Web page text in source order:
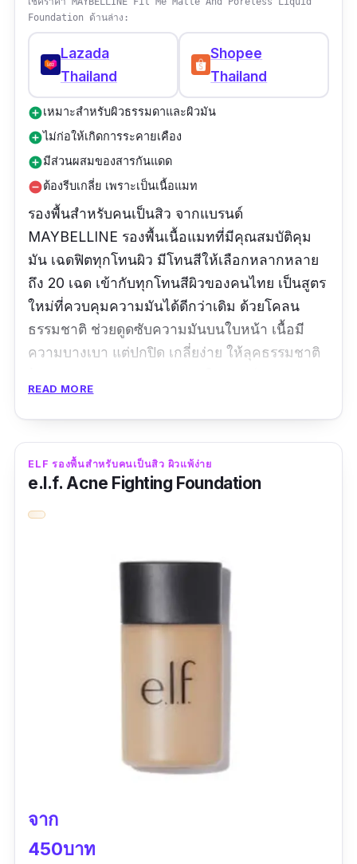
Foundation ด้านล่าง:
Lazada
Thailand
Shopee
Thailand
add_circleเหมาะสำหรับผิวธรรมดาและผิวมัน
add_circleไม่ก่อให้เกิดการระคายเคือง
add_circleมีส่วนผสมของสารกันแดด
remove_circleต้องรีบเกลี่ย เพราะเป็นเนื้อแมท
รองพื้นสําหรับคนเป็นสิว จากแบรนด์
MAYBELLINE รองพื้นเนื้อแมทที่มีคุณสมบัติคุม
มัน เฉดฟิตทุกโทนผิว มีโทนสีให้เลือกหลากหลาย
ถึง 20 เฉด เข้ากับทุกโทนสีผิวของคนไทย เป็นสูตร
ใหม่ที่ควบคุมความมันได้ดีกว่าเดิม ด้วยโคลน
ธรรมชาติ ช่วยดูดซับความมันบนใบหน้า เนื้อมี
ความบางเบา แต่ปกปิด เกลี่ยง่าย ให้ลุคธรรมชาติ
SPF 22 ปกป้องผิวจากแสงแดด เหมาะสำหรับคนที่
มีสภาพผิวผสม เพราะรองพื้นเนื้อแมทให้สัมผัส
บางเบา ช่วยอำพรางรูขุมขน มอบผิวแมทเนียนใส
ปกปิดเรียบเนียนเป็นธรรมชาติยาวนานถึง 12
ชั่วโมง
รองพื้นรุ่นนี้มีแบบปั๊มให้ด้วยดีใจมากชอบสุดๆ ค่ะ
โดยใจมาก ราคาไม่แรง ปลื้มมาก เนื้อดี
READ MORE
ELF รองพื้นสําหรับคนเป็นสิว ผิวแพ้ง่าย
e.l.f. Acne Fighting Foundation
จาก
450บาท